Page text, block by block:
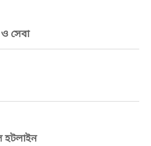
সেবা
হটলাইন